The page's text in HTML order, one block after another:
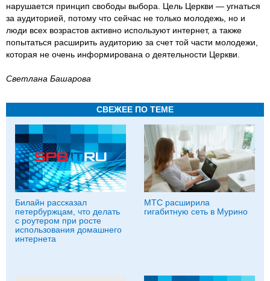
нарушается принцип свободы выбора. Цель Церкви — угнаться
за аудиторией, потому что сейчас не только молодежь, но и
люди всех возрастов активно используют интернет, а также
попытаться расширить аудиторию за счет той части молодежи,
которая не очень информирована о деятельности Церкви.
Светлана Башарова
СВЕЖЕЕ ПО ТЕМЕ
Билайн рассказал
петербуржцам, что делать
с роутером при росте
использования домашнего
интернета
МТС расширила
гигабитную сеть в Мурино